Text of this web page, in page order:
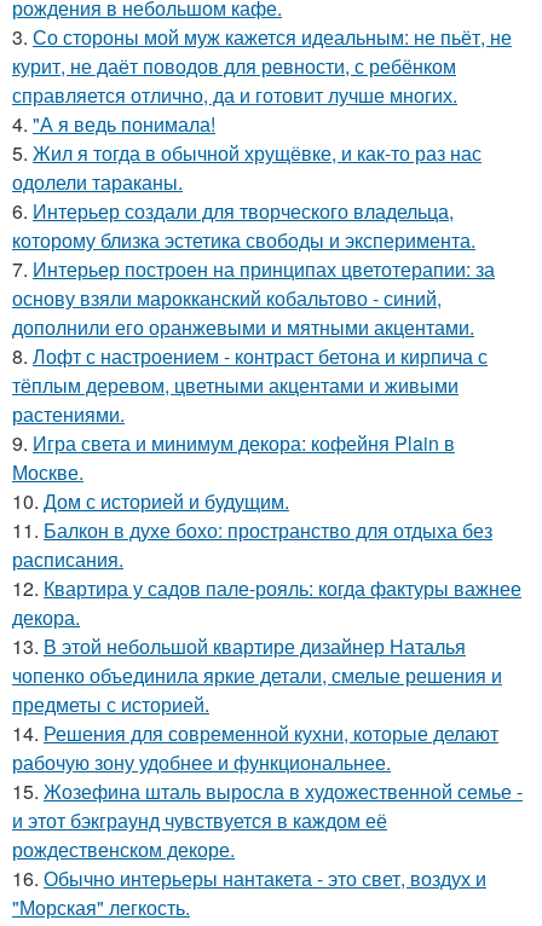
рождения в небольшом кафе.
3. Со стороны мой муж кажется идеальным: не пьёт, не
курит, не даёт поводов для ревности, с ребёнком
справляется отлично, да и готовит лучше многих.
4. "А я ведь понимала!
5. Жил я тогда в обычной хрущёвке, и как-то раз нас
одолели тараканы.
6. Интерьер создали для творческого владельца,
которому близка эстетика свободы и эксперимента.
7. Интерьер построен на принципах цветотерапии: за
основу взяли марокканский кобальтово - синий,
дополнили его оранжевыми и мятными акцентами.
8. Лофт с настроением - контраст бетона и кирпича с
тёплым деревом, цветными акцентами и живыми
растениями.
9. Игра света и минимум декора: кофейня Plain в
Москве.
10. Дом с историей и будущим.
11. Балкон в духе бохо: пространство для отдыха без
расписания.
12. Квартира у садов пале-рояль: когда фактуры важнее
декора.
13. В этой небольшой квартире дизайнер Наталья
чопенко объединила яркие детали, смелые решения и
предметы с историей.
14. Решения для современной кухни, которые делают
рабочую зону удобнее и функциональнее.
15. Жозефина шталь выросла в художественной семье -
и этот бэкграунд чувствуется в каждом её
рождественском декоре.
16. Обычно интерьеры нантакета - это свет, воздух и
"Морская" легкость.